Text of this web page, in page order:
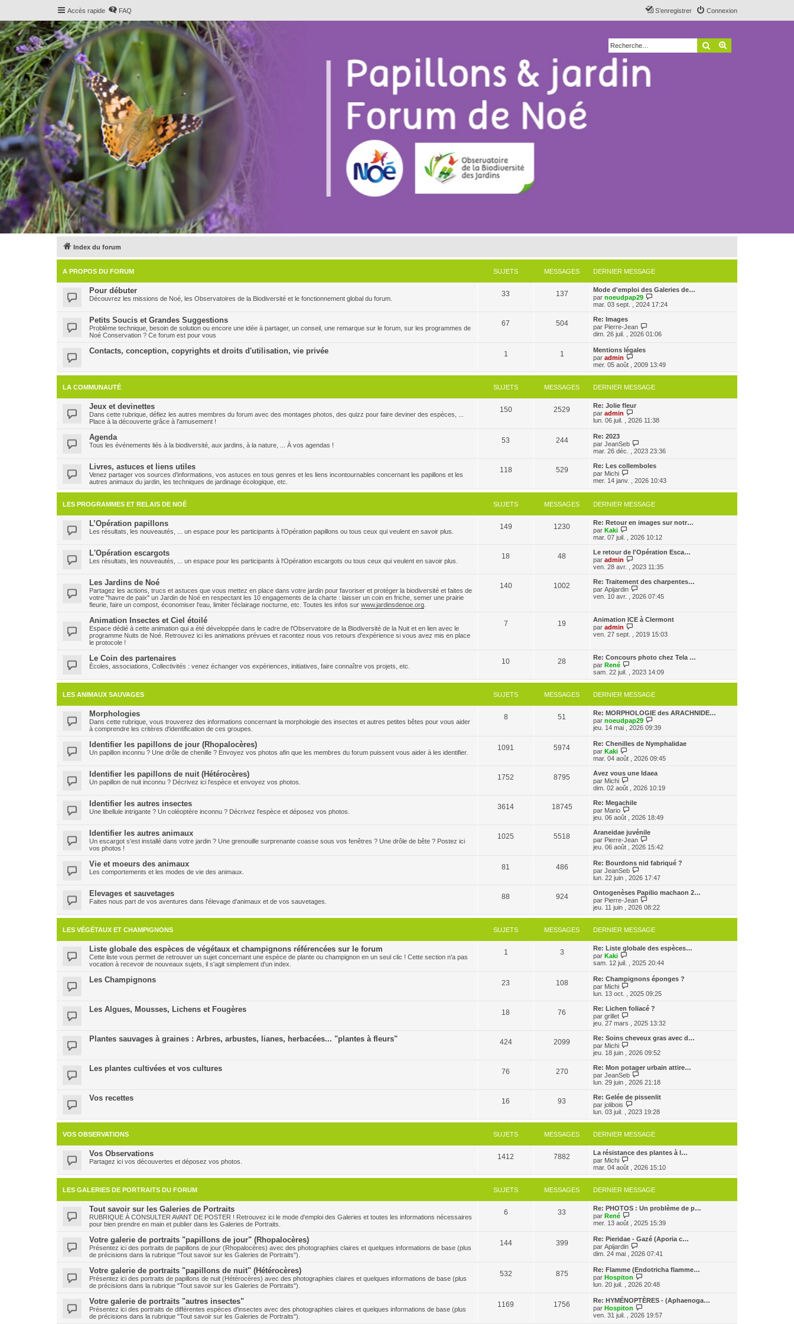
Accès rapide FAQ Connexion
S’enregistrer
Rechercher
Index du forum
A PROPOS DU FORUM SUJETS MESSAGES DERNIER MESSAGE
Pour débuter
Découvrez les missions de Noé, les Observatoires de la Biodiversité et le fonctionnement global du forum.
33 137
Mode d'emploi des Galeries de…
par noeudpap29
o
e
d
i
e
m
a
g
mar. 03 sept. , 2024 17:24
Petits Soucis et Grandes Suggestions
Problème technique, besoin de solution ou encore une idée à partager, un conseil, une remarque sur le forum, sur les programmes de
Noé Conservation ? Ce forum est pour vous
67 504
Re: Images
par Pierre-Jean
o
e
d
e
n
m
e
g
dim. 26 juil. , 2026 01:06
Contacts, conception, copyrights et droits d'utilisation, vie privée 1 1
Mentions légales
par admin
o
r
l
e
d
e
n
r
m
e
s
a
g
e
mer. 05 août , 2009 13:49
LA COMMUNAUTÉ SUJETS MESSAGES DERNIER MESSAGE
Jeux et devinettes
Dans cette rubrique, défiez les autres membres du forum avec des montages photos, des quizz pour faire deviner des espèces, ...
Place à la découverte grâce à l'amusement !
150 2529
Re: Jolie fleur
par admin
o
l
e
d
r
i
e
m
s
g
lun. 06 juil. , 2026 11:38
Agenda
Tous les événements liés à la biodiversité, aux jardins, à la nature, ... À vos agendas !
53 244
Re: 2023
par JeanSeb
o
r
e
d
e
n
e
m
e
s
s
a
g
mar. 26 déc. , 2023 23:36
Livres, astuces et liens utiles
Venez partager vos sources d'informations, vos astuces en tous genres et les liens incontournables concernant les papillons et les
autres animaux du jardin, les techniques de jardinage écologique, etc.
118 529
Re: Les collemboles
par Michi
r
l
e
d
e
n
e
r
m
e
s
a
g
mer. 14 janv. , 2026 10:43
LES PROGRAMMES ET RELAIS DE NOÉ SUJETS MESSAGES DERNIER MESSAGE
L’Opération papillons
Les résultats, les nouveautés, ... un espace pour les participants à l'Opération papillons ou tous ceux qui veulent en savoir plus.
149 1230
Re: Retour en images sur notr…
par Kaki
o
r
l
e
d
r
n
i
m
e
s
g
e
mar. 07 juil. , 2026 10:12
L'Opération escargots
Les résultats, les nouveautés, ... un espace pour les participants à l'Opération escargots ou tous ceux qui veulent en savoir plus.
18 48
Le retour de l'Opération Esca…
par admin
o
r
l
e
d
n
e
e
s
a
e
ven. 28 avr. , 2023 11:35
Les Jardins de Noé
Partagez les actions, trucs et astuces que vous mettez en place dans votre jardin pour favoriser et protéger la biodiversité et faites de
votre "havre de paix" un Jardin de Noé en respectant les 10 engagements de la charte : laisser un coin en friche, semer une prairie
fleurie, faire un compost, économiser l'eau, limiter l'éclairage nocturne, etc. Toutes les infos sur www.jardinsdenoe.org
140 1002
Re: Traitement des charpentes…
par Apijardin
o
e
d
e
i
r
m
s
g
e
ven. 10 avr. , 2026 07:45
Animation Insectes et Ciel étoilé
Espace dédié à cette animation qui a été développée dans le cadre de l'Observatoire de la Biodiversité de la Nuit et en lien avec le
programme Nuits de Noé. Retrouvez ici les animations prévues et racontez nous vos retours d'expérience si vous avez mis en place
le protocole !
7 19
Animation ICE à Clermont
par admin
o
e
d
e
r
i
r
m
e
s
a
e
ven. 27 sept. , 2019 15:03
Le Coin des partenaires
Ècoles, associations, Collectivités : venez échanger vos expériences, initiatives, faire connaître vos projets, etc.
10 28
Re: Concours photo chez Tela …
par René
o
r
l
e
d
e
r
n
e
m
e
s
a
g
sam. 22 juil. , 2023 14:09
LES ANIMAUX SAUVAGES SUJETS MESSAGES DERNIER MESSAGE
Morphologies
Dans cette rubrique, vous trouverez des informations concernant la morphologie des insectes et autres petites bêtes pour vous aider
à comprendre les critères d'identification de ces groupes.
8 51
Re: MORPHOLOGIE des ARACHNIDE…
par noeudpap29
o
l
e
d
r
i
e
g
jeu. 14 mai , 2026 09:39
Identifier les papillons de jour (Rhopalocères)
Un papillon inconnu ? Une drôle de chenille ? Envoyez vos photos afin que les membres du forum puissent vous aider à les identifier.
1091 5974
Re: Chenilles de Nymphalidae
par Kaki
o
r
d
e
r
n
i
r
m
e
s
a
g
mar. 04 août , 2026 09:45
Identifier les papillons de nuit (Hétérocères)
Un papillon de nuit inconnu ? Décrivez ici l'espèce et envoyez vos photos.
1752 8795
Avez vous une Idaea
par Michi
i
r
e
d
r
n
r
m
e
s
a
g
e
dim. 02 août , 2026 10:19
Identifier les autres insectes
Une libellule intrigante ? Un coléoptère inconnu ? Décrivez l'espèce et déposez vos photos.
3614 18745
Re: Megachile
par Mario
o
r
l
e
d
r
n
i
r
m
e
s
a
jeu. 06 août , 2026 18:49
Identifier les autres animaux
Un escargot s'est installé dans votre jardin ? Une grenouille surprenante coasse sous vos fenêtres ? Une drôle de bête ? Postez ici
vos photos !
1025 5518
Araneidae juvénile
par Pierre-Jean
o
e
d
r
i
e
m
s
s
a
g
jeu. 06 août , 2026 15:42
Vie et moeurs des animaux
Les comportements et les modes de vie des animaux.
81 486
Re: Bourdons nid fabriqué ?
par JeanSeb
o
r
l
e
d
e
r
n
i
e
m
s
a
g
lun. 22 juin , 2026 17:47
Elevages et sauvetages
Faites nous part de vos aventures dans l'élevage d'animaux et de vos sauvetages.
88 924
Ontogenèses Papilio machaon 2…
par Pierre-Jean
o
r
l
e
d
e
n
e
m
e
s
s
a
g
jeu. 11 juin , 2026 08:22
LES VÉGÉTAUX ET CHAMPIGNONS SUJETS MESSAGES DERNIER MESSAGE
Liste globale des espèces de végétaux et champignons référencées sur le forum
Cette liste vous permet de retrouver un sujet concernant une espèce de plante ou champignon en un seul clic ! Cette section n'a pas
vocation à recevoir de nouveaux sujets, il s'agit simplement d'un index.
1 3
Re: Liste globale des espèces…
par Kaki
i
r
l
e
d
r
r
e
s
a
g
sam. 12 juil. , 2025 20:44
Les Champignons 23 108
Re: Champignons éponges ?
par Michi
o
r
d
e
r
n
i
r
m
e
s
a
g
e
lun. 13 oct. , 2025 09:25
Les Algues, Mousses, Lichens et Fougères 18 76
Re: Lichen foliacé ?
par grillet
r
e
d
e
r
n
i
r
m
e
s
a
jeu. 27 mars , 2025 13:32
Plantes sauvages à graines : Arbres, arbustes, lianes, herbacées... "plantes à fleurs" 424 2099
Re: Soins cheveux gras avec d…
par Michi
o
r
e
d
r
n
i
e
m
s
g
e
jeu. 18 juin , 2026 09:52
Les plantes cultivées et vos cultures 76 270
Re: Mon potager urbain attire…
par JeanSeb
o
r
e
d
e
r
n
i
e
m
s
s
a
g
e
lun. 29 juin , 2026 21:18
Vos recettes 16 93
Re: Gelée de pissenlit
par jolibois
o
r
l
e
d
e
n
i
r
e
s
a
e
lun. 03 juil. , 2023 19:28
VOS OBSERVATIONS SUJETS MESSAGES DERNIER MESSAGE
Vos Observations
Partagez ici vos découvertes et déposez vos photos.
1412 7882
La résistance des plantes à l…
par Michi
r
l
e
d
e
e
r
m
e
s
a
g
mar. 04 août , 2026 15:10
LES GALERIES DE PORTRAITS DU FORUM SUJETS MESSAGES DERNIER MESSAGE
Tout savoir sur les Galeries de Portraits
RUBRIQUE À CONSULTER AVANT DE POSTER ! Retrouvez ici le mode d'emploi des Galeries et toutes les informations nécessaires
pour bien prendre en main et publier dans les Galeries de Portraits.
6 33
Re: PHOTOS : Un problème de p…
par René
o
i
l
e
d
r
n
i
r
m
e
mer. 13 août , 2025 15:39
Votre galerie de portraits "papillons de jour" (Rhopalocères)
Présentez ici des portraits de papillons de jour (Rhopalocères) avec des photographies claires et quelques informations de base (plus
de précisions dans la rubrique "Tout savoir sur les Galeries de Portraits").
144 399
Re: Pieridae - Gazé (Aporia c…
par Apijardin
o
l
e
d
r
n
i
dim. 24 mai , 2026 07:41
Votre galerie de portraits "papillons de nuit" (Hétérocères)
Présentez ici des portraits de papillons de nuit (Hétérocères) avec des photographies claires et quelques informations de base (plus
de précisions dans la rubrique "Tout savoir sur les Galeries de Portraits").
532 875
Re: Flamme (Endotricha flamme…
par Hospiton
o
r
l
e
d
lun. 20 juil. , 2026 20:48
Votre galerie de portraits "autres insectes"
Présentez ici des portraits de différentes espèces d'insectes avec des photographies claires et quelques informations de base (plus
de précisions dans la rubrique "Tout savoir sur les Galeries de Portraits").
1169 1756
Re: HYMÉNOPTÈRES - (Aphaenoga…
par Hospiton
o
ven. 31 juil. , 2026 19:57